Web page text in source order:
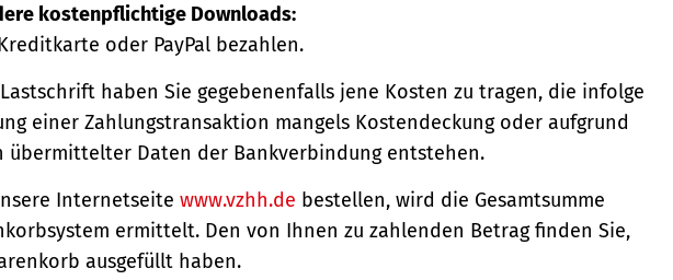
kostenpflichtige Downloads:
oder PayPal bezahlen.
haben Sie gegebenenfalls jene Kosten zu tragen, die infolge
einer Zahlungstransaktion mangels Kostendeckung oder aufgrund
übermittelter Daten der Bankverbindung entstehen.
Internetseite www.vzhh.de bestellen, wird die Gesamtsumme
ermittelt. Den von Ihnen zu zahlenden Betrag finden Sie,
ausgefüllt haben.